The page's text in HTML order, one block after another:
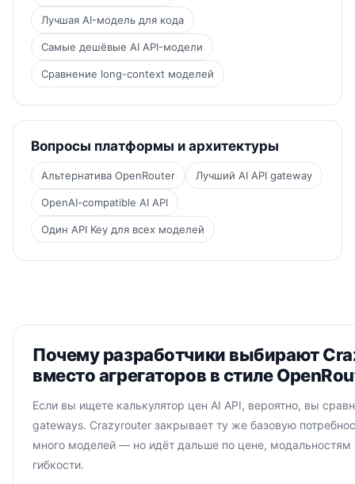
Лучшая AI-модель для кода
Самые дешёвые AI API-модели
Сравнение long-context моделей
Вопросы платформы и архитектуры
Альтернатива OpenRouter Лучший AI API gateway
OpenAI-compatible AI API
Один API Key для всех моделей
Почему разработчики выбирают
вместо агрегаторов в стиле
Если вы ищете калькулятор цен AI API, вероятно, вы
gateways. Crazyrouter закрывает ту же базовую
много моделей — но идёт дальше по цене, модальностям
гибкости.